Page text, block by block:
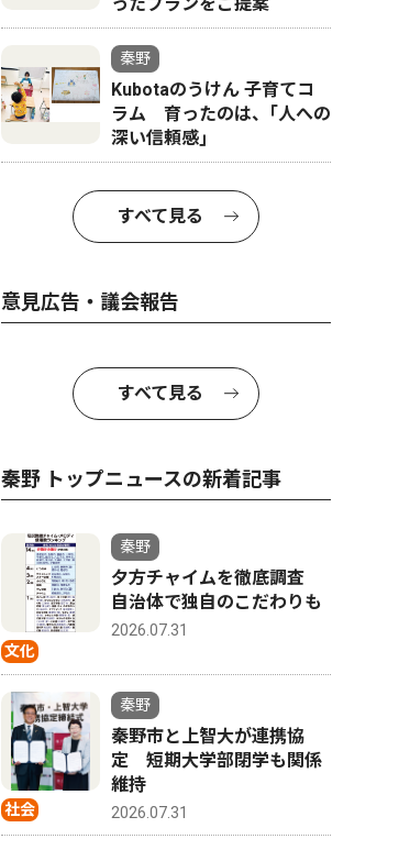
秦野
Kubotaのうけん 子育てコ
ラム 育ったのは、｢人への
深い信頼感｣
すべて見る
意見広告・議会報告
すべて見る
秦野 トップニュースの新着記事
文化
秦野
夕方チャイムを徹底調査
自治体で独自のこだわりも
2026.07.31
社会
秦野
秦野市と上智大が連携協
定 短期大学部閉学も関係
維持
2026.07.31